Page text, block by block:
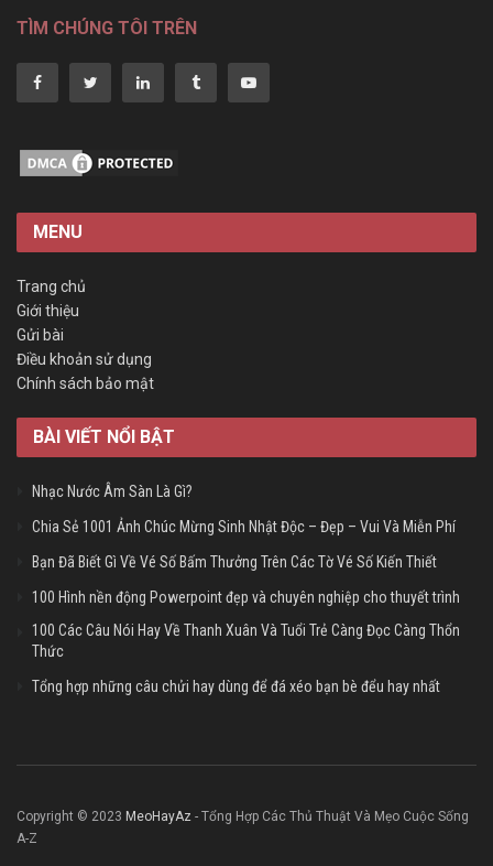
TÌM CHÚNG TÔI TRÊN
MENU
Trang chủ
Giới thiệu
Gửi bài
Điều khoản sử dụng
Chính sách bảo mật
BÀI VIẾT NỔI BẬT
Nhạc Nước Âm Sàn Là Gì?
Chia Sẻ 1001 Ảnh Chúc Mừng Sinh Nhật Độc – Đẹp – Vui Và Miễn Phí
Bạn Đã Biết Gì Về Vé Số Bấm Thưởng Trên Các Tờ Vé Số Kiến Thiết
100 Hình nền động Powerpoint đẹp và chuyên nghiệp cho thuyết trình
100 Các Câu Nói Hay Về Thanh Xuân Và Tuổi Trẻ Càng Đọc Càng Thổn
Thức
Tổng hợp những câu chửi hay dùng để đá xéo bạn bè đểu hay nhất
Copyright © 2023 MeoHayAz - Tổng Hợp Các Thủ Thuật Và Mẹo Cuộc Sống
A-Z